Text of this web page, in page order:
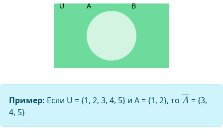
Пример: Если U = {1, 2, 3, 4, 5} и A = {1, 2}, то
A―
= {3,
4, 5}